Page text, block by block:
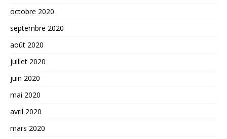
octobre 2020
septembre 2020
août 2020
juillet 2020
juin 2020
mai 2020
avril 2020
mars 2020